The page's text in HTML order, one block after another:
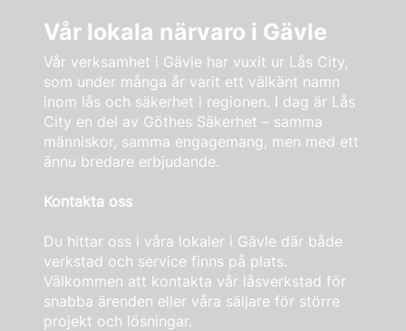
Vår lokala närvaro i Gävle
Vår verksamhet i Gävle har vuxit ur Lås City,
som under många år varit ett välkänt namn
inom lås och säkerhet i regionen. I dag är Lås
City en del av Göthes Säkerhet – samma
människor, samma engagemang, men med ett
ännu bredare erbjudande.
Kontakta oss
Du hittar oss i våra lokaler i Gävle där både
verkstad och service finns på plats.
Välkommen att kontakta vår låsverkstad för
snabba ärenden eller våra säljare för större
projekt och lösningar.